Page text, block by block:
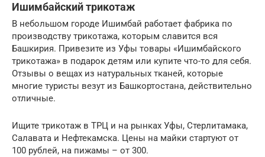
Ишимбайский трикотаж
В небольшом городе Ишимбай работает фабрика по
производству трикотажа, которым славится вся
Башкирия. Привезите из Уфы товары «Ишимбайского
трикотажа» в подарок детям или купите что-то для себя.
Отзывы о вещах из натуральных тканей, которые
многие туристы везут из Башкортостана, действительно
отличные.
Ищите трикотаж в ТРЦ и на рынках Уфы, Стерлитамака,
Салавата и Нефтекамска. Цены на майки стартуют от
100 рублей, на пижамы – от 300.